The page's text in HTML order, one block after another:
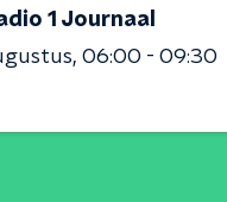
1 Journaal
06:00 - 09:30